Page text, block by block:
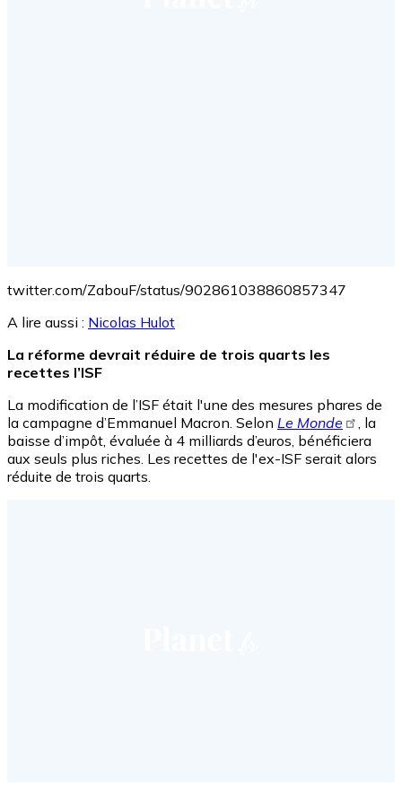
twitter.com/ZabouF/status/902861038860857347
A lire aussi : Nicolas Hulot
La réforme devrait réduire de trois quarts les
recettes l’ISF
La modification de l’ISF était l'une des mesures phares de
la campagne d’Emmanuel Macron. Selon Le Monde
, la
baisse d’impôt, évaluée à 4 milliards d’euros, bénéficiera
aux seuls plus riches. Les recettes de l'ex-ISF serait alors
réduite de trois quarts.